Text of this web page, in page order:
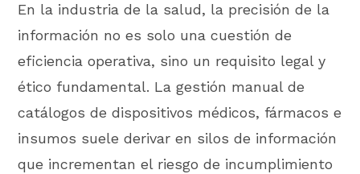
En la industria de la salud, la precisión de la
información no es solo una cuestión de
eficiencia operativa, sino un requisito legal y
ético fundamental. La gestión manual de
catálogos de dispositivos médicos, fármacos e
insumos suele derivar en silos de información
que incrementan el riesgo de incumplimiento